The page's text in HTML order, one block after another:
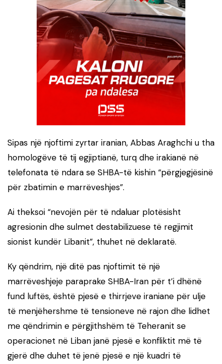
Sipas një njoftimi zyrtar iranian, Abbas Araghchi u tha
homologëve të tij egjiptianë, turq dhe irakianë në
telefonata të ndara se SHBA-të kishin “përgjegjësinë
për zbatimin e marrëveshjes”.
Ai theksoi “nevojën për të ndaluar plotësisht
agresionin dhe sulmet destabilizuese të regjimit
sionist kundër Libanit”, thuhet në deklaratë.
Ky qëndrim, një ditë pas njoftimit të një
marrëveshjeje paraprake SHBA-Iran për t’i dhënë
fund luftës, është pjesë e thirrjeve iraniane për ulje
të menjëhershme të tensioneve në rajon dhe lidhet
me qëndrimin e përgjithshëm të Teheranit se
operacionet në Liban janë pjesë e konfliktit më të
gjerë dhe duhet të jenë pjesë e një kuadri të